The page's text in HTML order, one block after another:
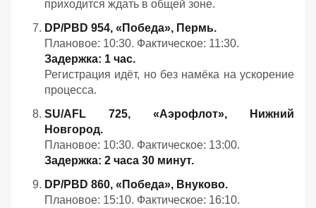
приходится ждать в общей зоне.
DP/PBD 954, «Победа», Пермь.
Плановое: 10:30. Фактическое: 11:30.
Задержка: 1 час.
Регистрация идёт, но без намёка на ускорение
процесса.
SU/AFL 725, «Аэрофлот», Нижний
Новгород.
Плановое: 10:30. Фактическое: 13:00.
Задержка: 2 часа 30 минут.
DP/PBD 860, «Победа», Внуково.
Плановое: 15:10. Фактическое: 16:10.